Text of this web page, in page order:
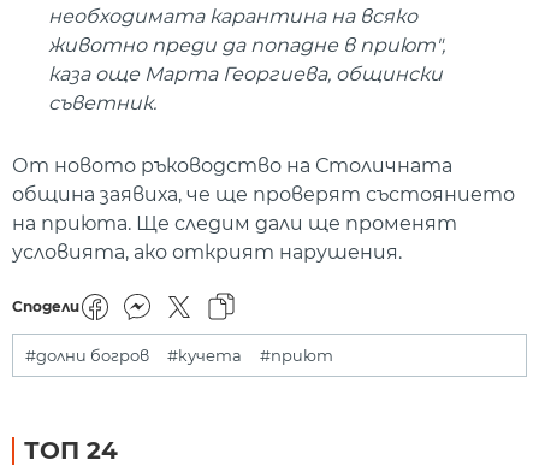
необходимата карантина на всяко
животно преди да попадне в приют",
каза още Марта Георгиева, общински
съветник.
От новото ръководство на Столичната
община заявиха, че ще проверят състоянието
на приюта. Ще следим дали ще променят
условията, ако открият нарушения.
Сподели
#долни богров #кучета #приют
ТОП 24